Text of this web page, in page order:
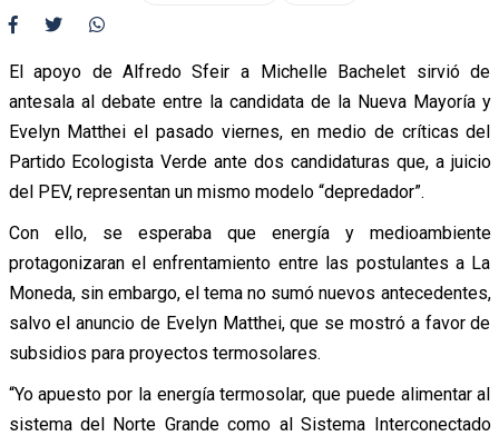
El apoyo de Alfredo Sfeir a Michelle Bachelet sirvió de
antesala al debate entre la candidata de la Nueva Mayoría y
Evelyn Matthei el pasado viernes, en medio de críticas del
Partido Ecologista Verde ante dos candidaturas que, a juicio
del PEV, representan un mismo modelo “depredador”.
Con ello, se esperaba que energía y medioambiente
protagonizaran el enfrentamiento entre las postulantes a La
Moneda, sin embargo, el tema no sumó nuevos antecedentes,
salvo el anuncio de Evelyn Matthei, que se mostró a favor de
subsidios para proyectos termosolares.
“Yo apuesto por la energía termosolar, que puede alimentar al
sistema del Norte Grande como al Sistema Interconectado